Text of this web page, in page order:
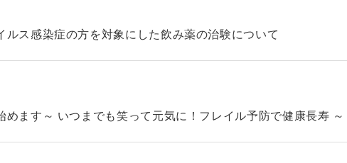
ルス感染症の方を対象にした飲み薬の治験について
めます～ いつまでも笑って元気に！フレイル予防で健康長寿 ～